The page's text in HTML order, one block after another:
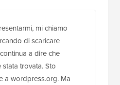
mi chiamo
di scaricare
a dire che
trovata. Sto
a wordpress.org. Ma